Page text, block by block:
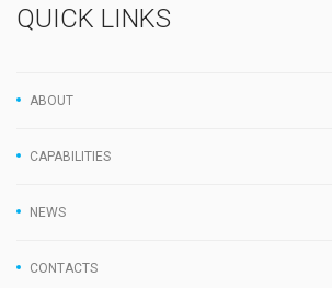
QUICK LINKS
ABOUT
CAPABILITIES
NEWS
CONTACTS